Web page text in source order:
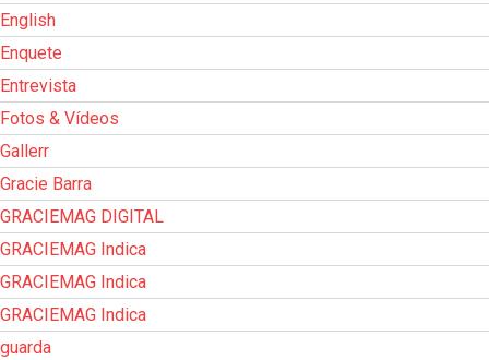
English
Enquete
Entrevista
Fotos & Vídeos
Gallerr
Gracie Barra
GRACIEMAG DIGITAL
GRACIEMAG Indica
GRACIEMAG Indica
GRACIEMAG Indica
guarda